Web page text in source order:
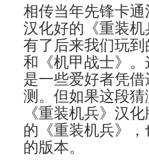
相传当年先锋卡
汉化好的《重装
有了后来我们玩
和《机甲战士》
是一些爱好者凭
测。但如果这段
《重装机兵》汉
的《重装机兵》
的版本。